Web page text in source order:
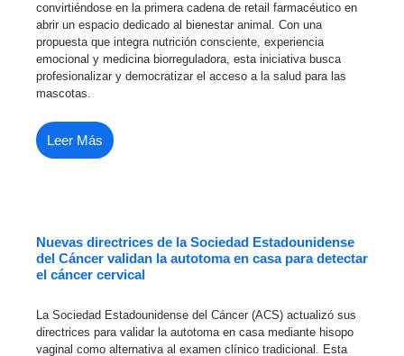
convirtiéndose en la primera cadena de retail farmacéutico en
abrir un espacio dedicado al bienestar animal. Con una
propuesta que integra nutrición consciente, experiencia
emocional y medicina biorreguladora, esta iniciativa busca
profesionalizar y democratizar el acceso a la salud para las
mascotas.
Leer Más
Nuevas directrices de la Sociedad Estadounidense
del Cáncer validan la autotoma en casa para detectar
el cáncer cervical
La Sociedad Estadounidense del Cáncer (ACS) actualizó sus
directrices para validar la autotoma en casa mediante hisopo
vaginal como alternativa al examen clínico tradicional. Esta